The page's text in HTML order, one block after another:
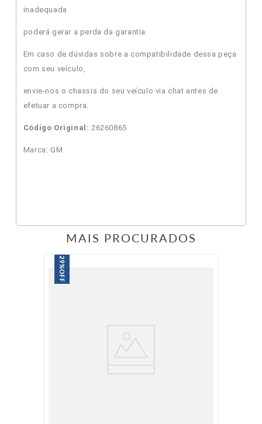
inadequada
poderá gerar a perda da garantia.
Em caso de dúvidas sobre a compatibilidade dessa peça
com seu veículo,
envie-nos o chassis do seu veículo via chat antes de
efetuar a compra.
Código Original: 26260865
Marca: GM
MAIS PROCURADOS
29%
OFF